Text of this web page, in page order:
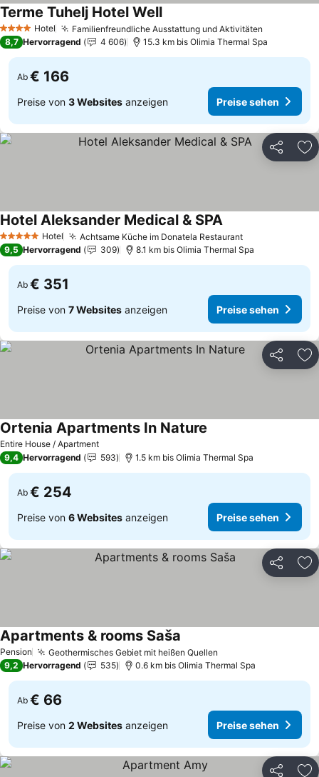
4 Sterne Hotel Familienfreundliche Ausstattung und Aktivitäten
Terme Tuhelj Hotel WellPreise sehen
8,7 Hervorragend 4 606 15.3 km bis Olimia Thermal Spa
Ab € 166
Preise von 3 Websites anzeigen Preise sehen
Teilen
5 Sterne Hotel Achtsame Küche im Donatela RestaurantPreise sehen
Hotel Aleksander Medical & SPAPreise sehen
9,5 Hervorragend 309 8.1 km bis Olimia Thermal Spa
Ab € 351
Preise von 7 Websites anzeigen Preise sehen
Teilen
Entire House / Apartment
Ortenia Apartments In Nature
9,4 Hervorragend 593 1.5 km bis Olimia Thermal Spa
Ab € 254
Preise von 6 Websites anzeigen Preise sehen
Teilen
Pension Geothermisches Gebiet mit heißen Quellen
Apartments & rooms Saša
9,2 Hervorragend 535 0.6 km bis Olimia Thermal Spa
Ab € 66
Preise von 2 Websites anzeigen Preise sehen